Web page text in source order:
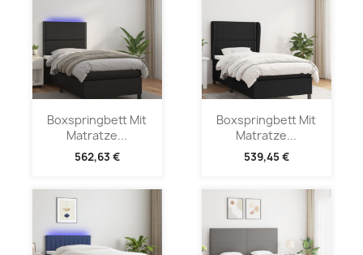
Boxspringbett Mit
Matratze...
562,63 €
Boxspringbett Mit
Matratze...
539,45 €